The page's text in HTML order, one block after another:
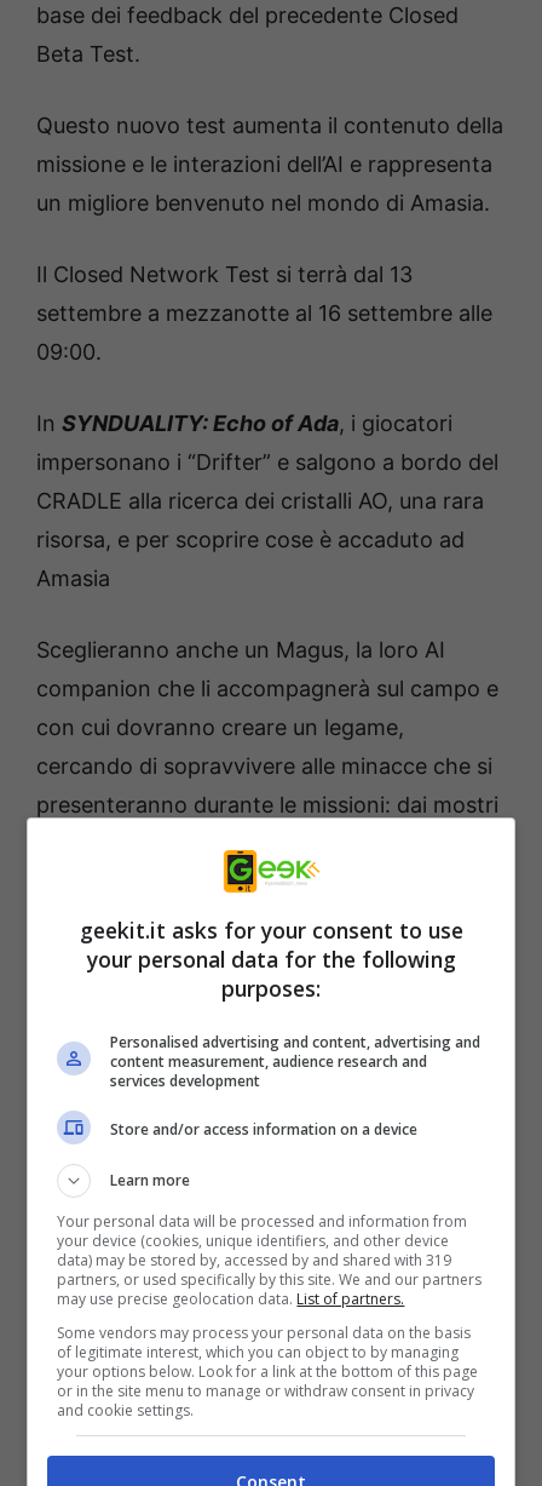
base dei feedback del precedente Closed
Beta Test.
Questo nuovo test aumenta il contenuto della
missione e le interazioni dell’AI e rappresenta
un migliore benvenuto nel mondo di Amasia.
Il Closed Network Test si terrà dal 13
settembre a mezzanotte al 16 settembre alle
09:00.
In SYNDUALITY: Echo of Ada, i giocatori
impersonano i “Drifter” e salgono a bordo del
CRADLE alla ricerca dei cristalli AO, una rara
risorsa, e per scoprire cose è accaduto ad
Amasia
Sceglieranno anche un Magus, la loro AI
companion che li accompagnerà sul campo e
con cui dovranno creare un legame,
cercando di sopravvivere alle minacce che si
presenteranno durante le missioni: dai mostri
settembre alle 16:59.
visita
ws/synduality-echo-of-ada-closed-network-
test-guide
geekit.it asks for your consent to use
your personal data for the following
purposes:
Personalised advertising and content, advertising and
content measurement, audience research and
services development
Store and/or access information on a device
Learn more
Your personal data will be processed and information from
your device (cookies, unique identifiers, and other device
data) may be stored by, accessed by and shared with 319
partners, or used specifically by this site. We and our partners
may use precise geolocation data. List of partners.
Some vendors may process your personal data on the basis
of legitimate interest, which you can object to by managing
your options below. Look for a link at the bottom of this page
or in the site menu to manage or withdraw consent in privacy
and cookie settings.